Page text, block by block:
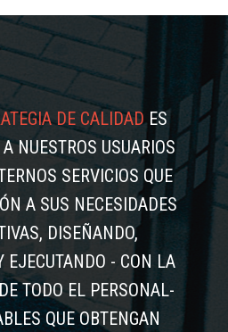
DE CALIDADES
NUESTROS USUARIOS
SERVICIOS QUE
A SUS NECESIDADES
DISEÑANDO,
EJECUTANDO - CON LA
TODO EL PERSONAL-
QUE OBTENGAN